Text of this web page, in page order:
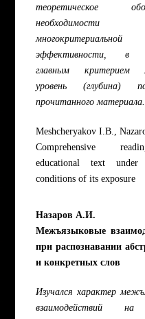
теоретическое
необходимости
эффективности, в
главным критерием
уровень (глубина)
прочитанного материала.
Meshcheryakov I.B.,
Comprehensive
educational text under
conditions of its exposure
Назаров А.И.
Межъязыковые
при распознавании
и конкретных слов
Изучался характер
взаимодействий на